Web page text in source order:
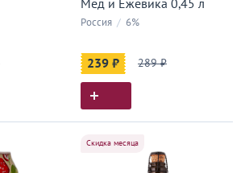
Мед и Ежевика 0,45 л
Россия / 6%
239 ₽ 289 ₽
Скидка месяца